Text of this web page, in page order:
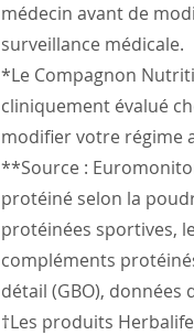
médecin avant de
surveillance médicale.
*Le Compagnon
cliniquement évalué
modifier votre régime
**Source :
protéiné selon la
protéinées sportives,
compléments
détail (GBO), données
†Les produits